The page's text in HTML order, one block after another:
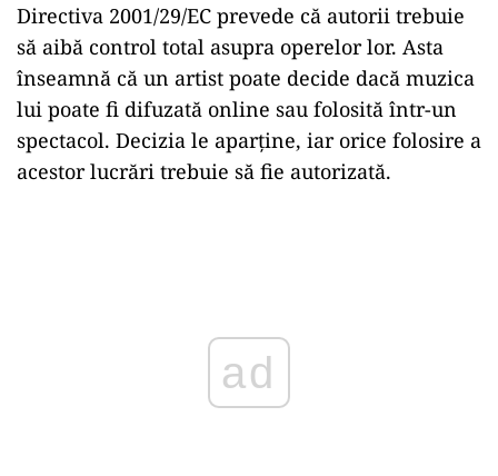
Directiva 2001/29/EC prevede că autorii trebuie
să aibă control total asupra operelor lor. Asta
înseamnă că un artist poate decide dacă muzica
lui poate fi difuzată online sau folosită într-un
spectacol. Decizia le aparține, iar orice folosire a
acestor lucrări trebuie să fie autorizată.